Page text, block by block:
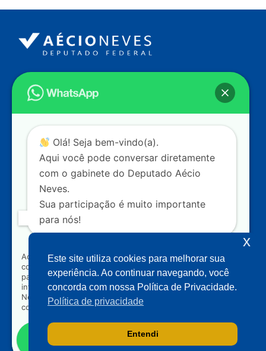
Endereço
Câmara dos Deputados
Ed. Principal, Ala C – Gabinete
Contato
dep.aecioneves@camara.leg.br
+55 (61) 3215-5964
+55 (31) 3261-0121
+55 (31) 97150-0834
Nossas redes
Acompanhe o meu mandato
Olá! Seja bem-vindo(a).
Aqui você pode conversar diretamente
com o gabinete do Deputado Aécio
Neves.
Sua participação é muito importante
para nós!
Ao clicar para iniciar o contato pelo WhatsApp, você
concorda que seus dados serão utilizados exclusivamente
para atendimento relacionado às demandas, sugestões ou
informações referentes ao mandato do Deputado Aécio
Neves. Seus dados serão tratados com sigilo e não serão
compartilhados com terceiros.
Falar com gabinete
Este site utiliza cookies para melhorar sua
experiência. Ao continuar navegando, você
concorda com nossa Política de Privacidade.
Política de privacidade
Entendi
x